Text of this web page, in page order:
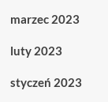
marzec 2023
luty 2023
styczeń 2023